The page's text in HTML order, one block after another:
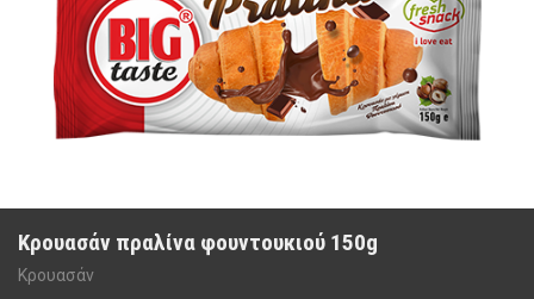
Κρουασάν πραλίνα φουντουκιού 150g
Κρουασάν